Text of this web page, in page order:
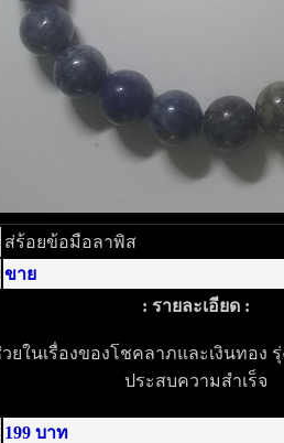
ส่ร้อยข้อมือลาพิส
ขาย
: รายละเอียด :
ในเรื่องของโชคลาภและเงินทอง รุ่
ประสบความสำเร็จ
199 บาท